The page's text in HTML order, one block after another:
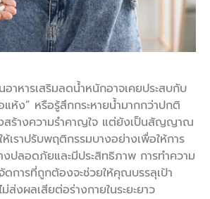
าหารเสริมลดน้ำหนักอาจเคยประสบกับ
ห้ง” หรือรู้สึกกระหายน้ำมากกว่าปกติ
งสร้างความรำคาญใจ แต่ยังเป็นสัญญาณ
เราปรับพฤติกรรมบางอย่างเพื่อให้การ
ปลอดภัยและมีประสิทธิภาพ การทำความ
จัดการที่ถูกต้องจะช่วยให้คุณบรรลุเป้า
ส่งผลเสียต่อร่างกายในระยะยาว